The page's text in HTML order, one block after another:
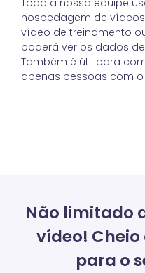
Toda a nossa equipe
hospedagem de
vídeo de treinamento
poderá ver os dados
Também é útil para
apenas pessoas com
Não limitado
vídeo!
para o